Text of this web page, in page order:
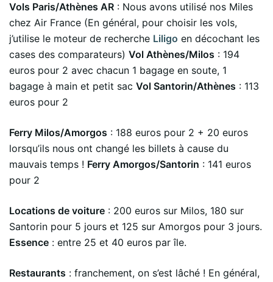
Vols Paris/Athènes AR : Nous avons utilisé nos Miles
chez Air France (En général, pour choisir les vols,
j’utilise le moteur de recherche Liligo en décochant les
cases des comparateurs) Vol Athènes/Milos : 194
euros pour 2 avec chacun 1 bagage en soute, 1
bagage à main et petit sac Vol Santorin/Athènes : 113
euros pour 2
Ferry Milos/Amorgos : 188 euros pour 2 + 20 euros
lorsqu’ils nous ont changé les billets à cause du
mauvais temps ! Ferry Amorgos/Santorin : 141 euros
pour 2
Locations de voiture : 200 euros sur Milos, 180 sur
Santorin pour 5 jours et 125 sur Amorgos pour 3 jours.
Essence : entre 25 et 40 euros par île.
Restaurants : franchement, on s’est lâché ! En général,